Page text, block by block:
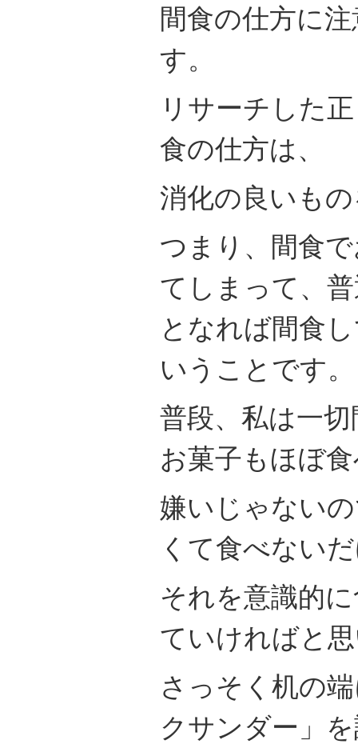
間食の仕方に
す。
リサーチした
食の仕方は、
消化の良いも
つまり、間食
てしまって、
となれば間食
いうことです。
普段、私は一
お菓子もほぼ
嫌いじゃない
くて食べない
それを意識的
ていければと
さっそく机の
クサンダー」